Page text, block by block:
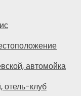
автомойка
отель-клуб